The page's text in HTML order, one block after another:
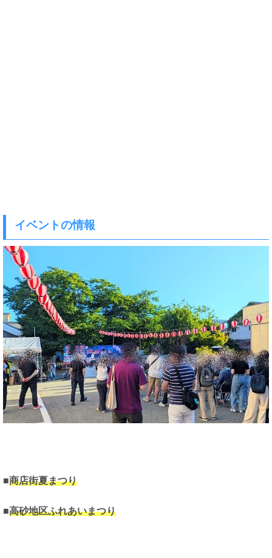
イベントの情報
■商店街夏まつり
■高砂地区ふれあいまつり